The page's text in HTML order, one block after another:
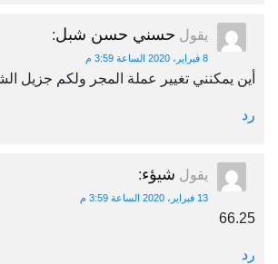
يقول حسني حسن شبل:
8 فبراير، 2020 الساعة 3:59 م
أين يمكنني تغيير عملة المجر ولكم جزيل
رد
يقول شيؤء:
13 فبراير، 2020 الساعة 3:59 م
66.25
رد